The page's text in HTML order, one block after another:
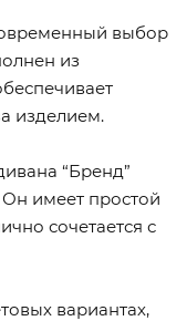
выбор
из
изделием.
“Бренд”
Он имеет простой
сочетается с
вариантах,